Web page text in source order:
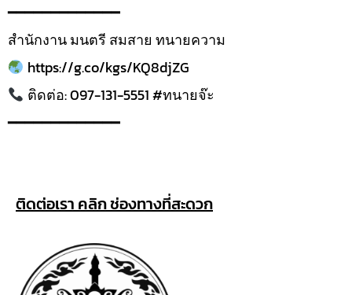
━━━━━━━━━━━━━
สำนักงาน มนตรี สมสาย ทนายความ
https://g.co/kgs/KQ8djZG
ติดต่อ: 097-131-5551 #ทนายจ๊ะ
━━━━━━━━━━━━━
ติดต่อเรา คลิก ช่องทางที่สะดวก